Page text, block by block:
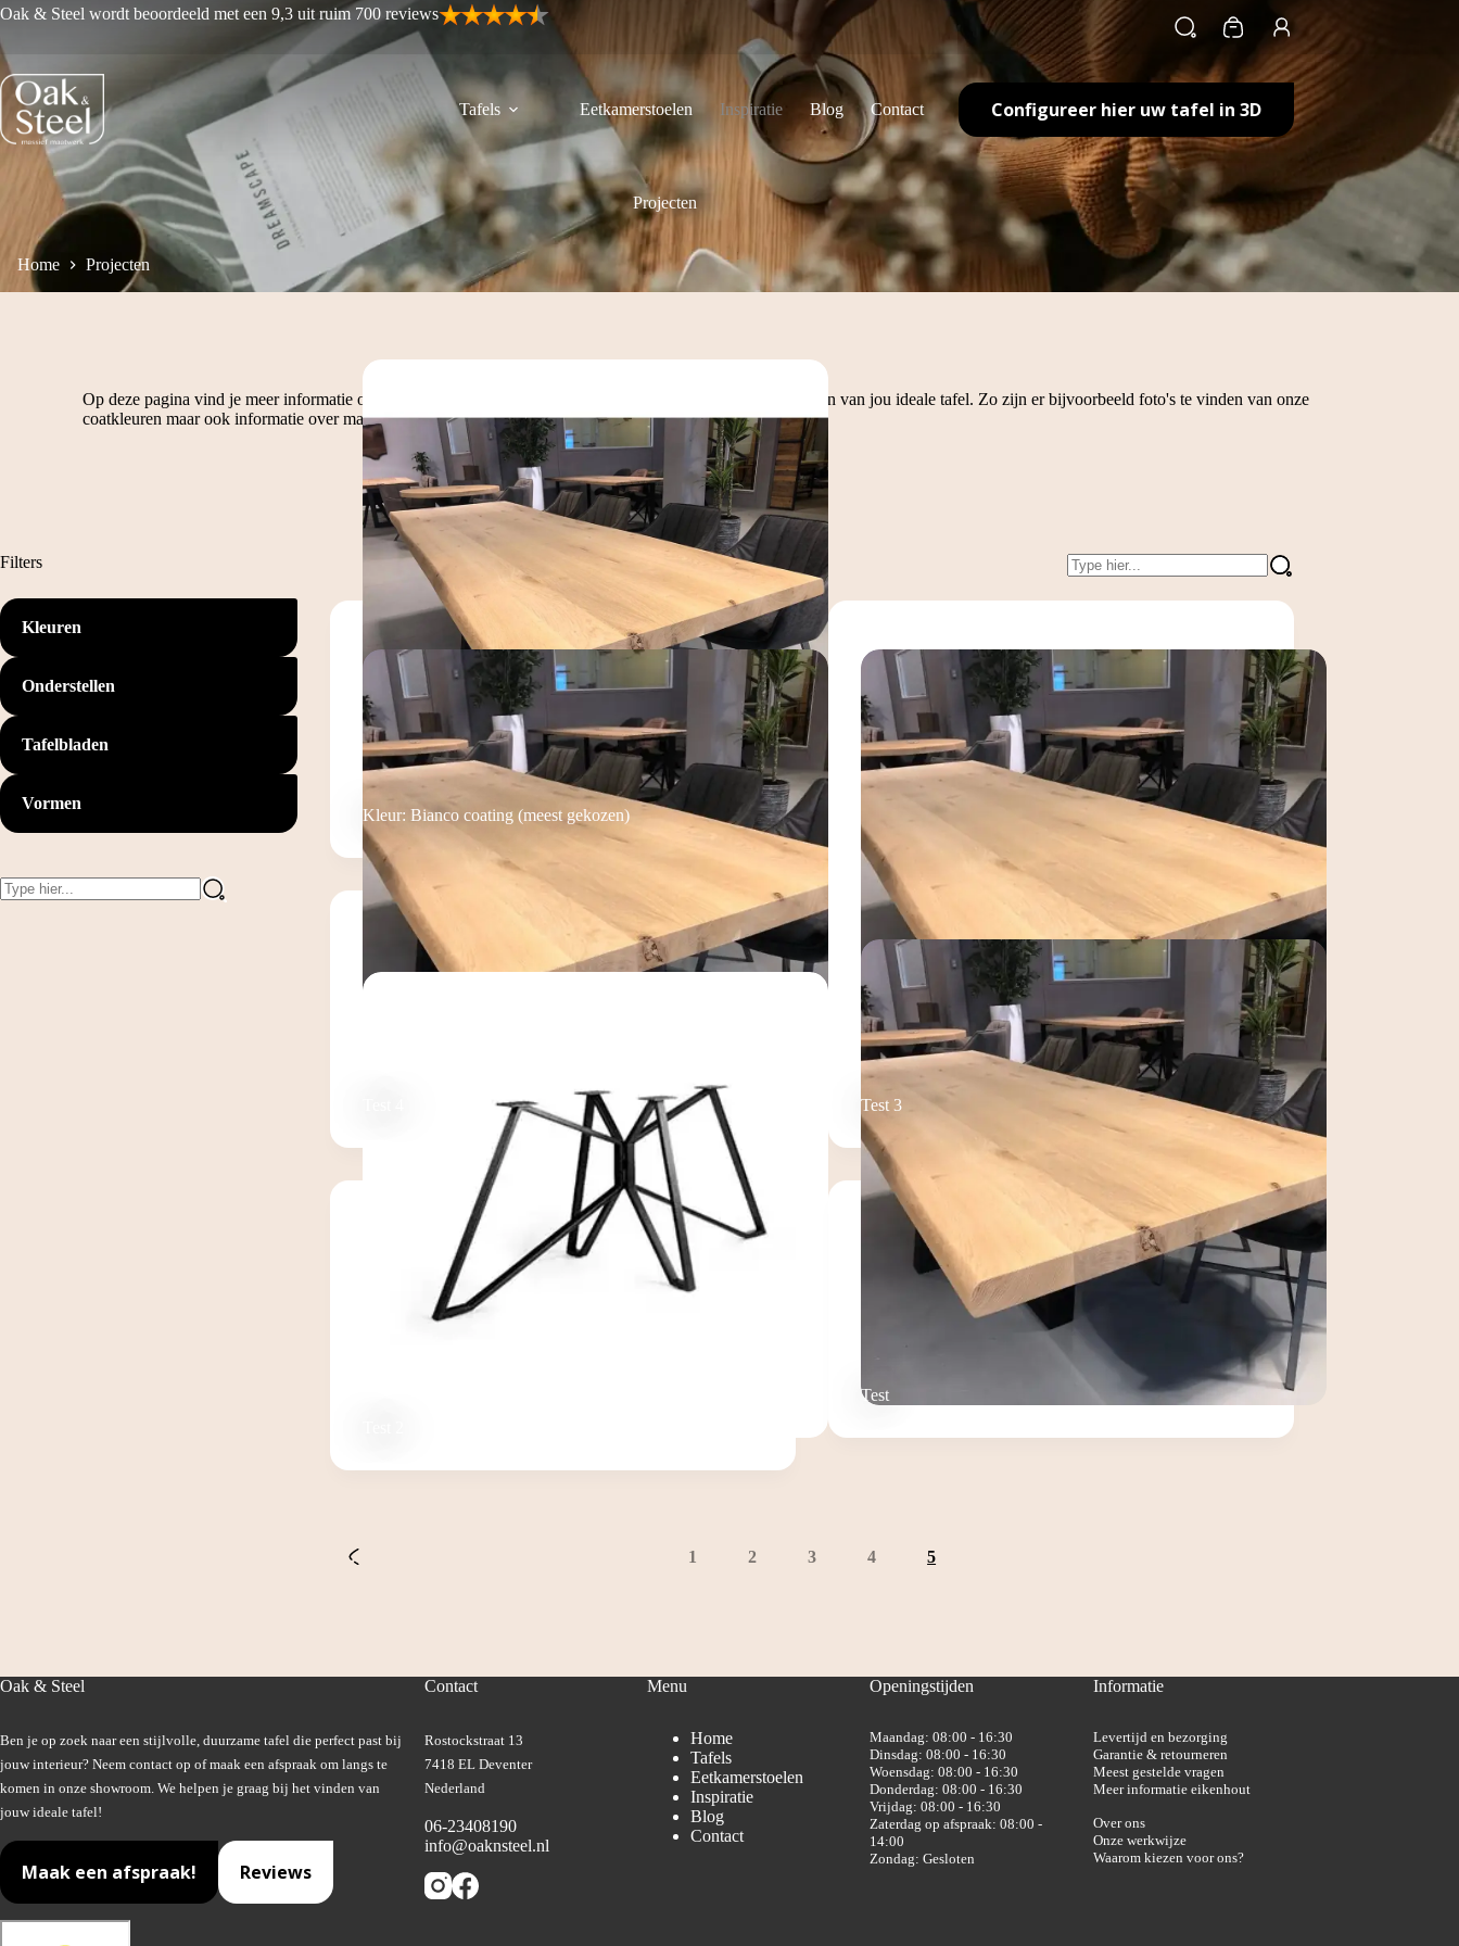
Ga
de
inhoud
Oak & Steel wordt beoordeeld met een 9,3 uit ruim 700 reviews
Winkelwagen
Tafels Eetkamerstoelen Inspiratie Blog Contact Configureer hier uw tafel in 3D
Projecten
Home Projecten
Op deze pagina vind je meer informatie over de verschillende opties die we aanbieden tijdens het samenstellen van jou ideale tafel. Zo zijn er bijvoorbeeld foto's te vinden van onze
coatkleuren maar ook informatie overmaatvoeringen van onderstellen.
resultaten
Kleur: Bianco coating (meest gekozen)
Test 3
Test
1 2 3 4 5
Filters
Kleuren
Onderstellen
Tafelbladen
Vormen
Oak & Steel
Ben je op zoek naar een stijlvolle, duurzame tafel die perfect past bij
jouw interieur? Neem contact op of maak een afspraak om langs te
komen in onze showroom. We helpen je graag bij het vinden van
jouw ideale tafel!
Maak een afspraak! Reviews
Contact
Rostockstraat 13
7418 EL Deventer
Nederland
06-23408190
info@oaknsteel.nl
Menu
Home
Tafels
Eetkamerstoelen
Inspiratie
Blog
Contact
Openingstijden
Maandag: 08:00 - 16:30
Dinsdag: 08:00 - 16:30
Woensdag: 08:00 - 16:30
Donderdag: 08:00 - 16:30
Vrijdag: 08:00 - 16:30
Zaterdag op afspraak: 08:00 -
14:00
Zondag: Gesloten
Informatie
Levertijd en bezorging
Garantie & retourneren
Meest gestelde vragen
Meer informatie eikenhout
Over ons
Onze werkwijze
Waarom kiezen voor ons?